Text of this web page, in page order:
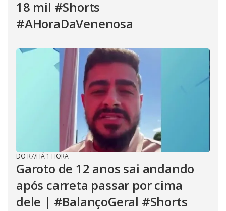
18 mil #Shorts
#AHoraDaVenenosa
DO R7/HÁ 1 HORA
Garoto de 12 anos sai andando
após carreta passar por cima
dele | #BalançoGeral #Shorts